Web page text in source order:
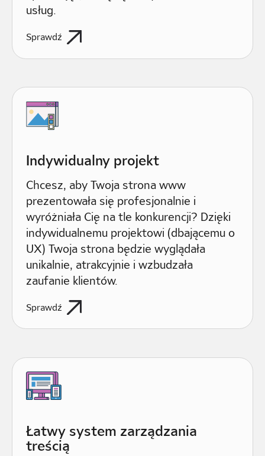
usług.
Sprawdź
Indywidualny projekt
Chcesz, aby Twoja strona www
prezentowała się profesjonalnie i
wyróżniała Cię na tle konkurencji? Dzięki
indywidualnemu projektowi (dbającemu o
UX) Twoja strona będzie wyglądała
unikalnie, atrakcyjnie i wzbudzała
zaufanie klientów.
Sprawdź
Łatwy system zarządzania
treścią